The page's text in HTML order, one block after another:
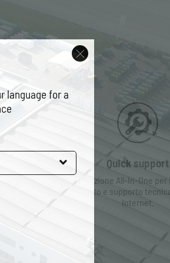
Quick support
La soluzione All-In-One
remoto e supporto
Internet.
language for a